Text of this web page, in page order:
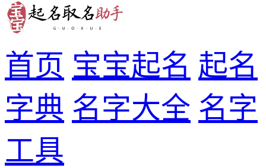
首页 宝宝起名 起名
字典 名字大全 名字
工具